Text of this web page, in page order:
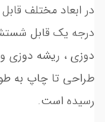
در ابعاد مختلف
درجه یک قابل
دوزی ، ریشه دوزی
طراحی تا چاپ به
رسیده است.